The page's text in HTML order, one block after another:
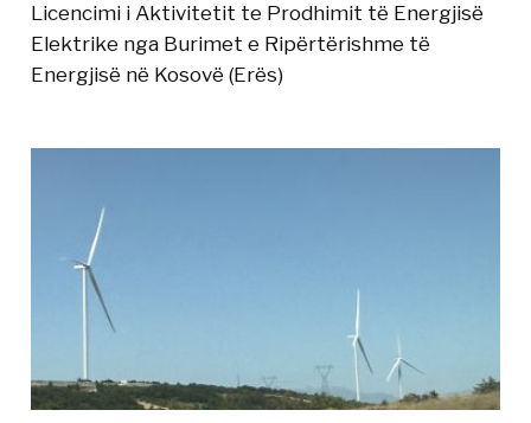
Licencimi i Aktivitetit te Prodhimit të Energjisë
Elektrike nga Burimet e Ripërtërishme të
Energjisë në Kosovë (Erës)